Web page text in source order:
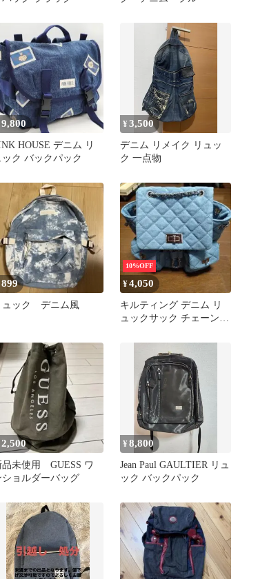
9,800
HOUSE デニム リ
ック バックパック
¥3,500
デニム リメイク リュッ
ク 一点物
899
ュック デニム風
10%OFF
¥4,050
キルティング デニム リ
ュックサック チェーンス
2,500
品未使用 GUESS ワ
ショルダーバッグ
¥8,800
Jean Paul GAULTIER リュ
ック バックパック